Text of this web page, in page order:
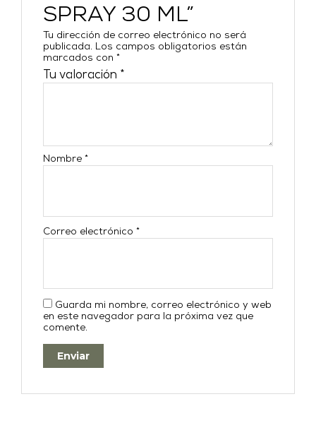
SPRAY 30 ML”
Tu dirección de correo electrónico no será
publicada. Los campos obligatorios están
marcados con*
Tu valoración *
Nombre*
Correo electrónico*
Guarda mi nombre, correo electrónico y web
en este navegador para la próxima vez que
comente.